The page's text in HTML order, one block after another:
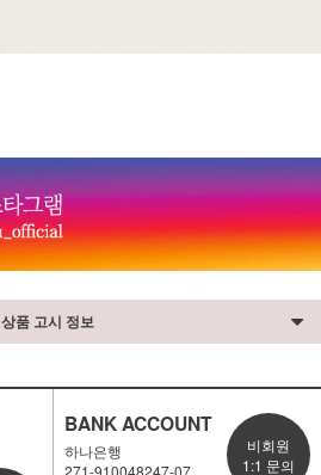
상품 고시 정보
BANK ACCOUNT
하나은행
비회원
1:1 문의